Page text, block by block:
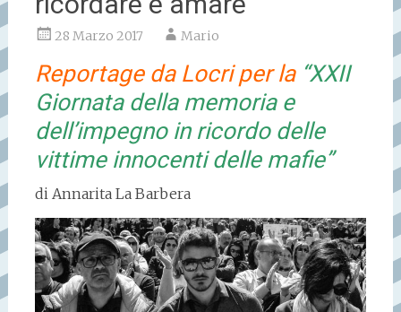
28 Marzo 2017 Mario
Reportage da Locri per la “XXII
Giornata della memoria e
dell’impegno in ricordo delle
vittime innocenti delle mafie”
di Annarita La Barbera